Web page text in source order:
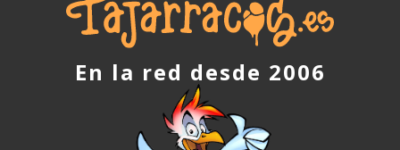
En la red desde 2006